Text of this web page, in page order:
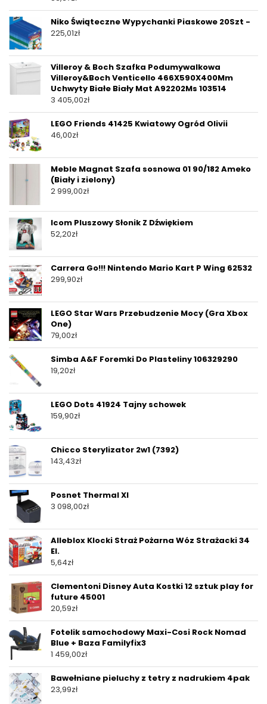
Niko Świąteczne Wypychanki Piaskowe 20Szt -
225,01zł
Villeroy & Boch Szafka Podumywalkowa
Villeroy&Boch Venticello 466X590X400Mm
Uchwyty Białe Biały Mat A92202Ms 103514
3 405,00zł
LEGO Friends 41425 Kwiatowy Ogród Olivii
46,00zł
Meble Magnat Szafa sosnowa 01 90/182 Ameko
(Biały i zielony)
2 999,00zł
Icom Pluszowy Słonik Z Dźwiękiem
52,20zł
Carrera Go!!! Nintendo Mario Kart P Wing 62532
299,90zł
LEGO Star Wars Przebudzenie Mocy (Gra Xbox
One)
79,00zł
Simba A&F Foremki Do Plasteliny 106329290
19,20zł
LEGO Dots 41924 Tajny schowek
159,90zł
Chicco Sterylizator 2w1 (7392)
143,43zł
Posnet Thermal Xl
3 098,00zł
Alleblox Klocki Straż Pożarna Wóz Strażacki 34
El.
5,64zł
Clementoni Disney Auta Kostki 12 sztuk play for
future 45001
20,59zł
Fotelik samochodowy Maxi-Cosi Rock Nomad
Blue + Baza Familyfix3
1 459,00zł
Bawełniane pieluchy z tetry z nadrukiem 4pak
23,99zł